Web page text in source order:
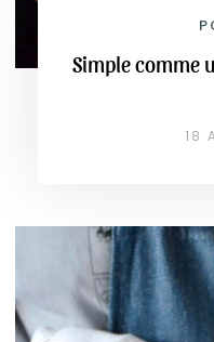
Simple comme
18